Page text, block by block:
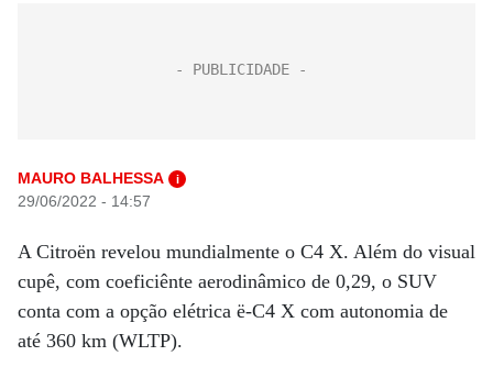
MAURO BALHESSA i
29/06/2022 - 14:57
A Citroën revelou mundialmente o C4 X. Além do visual
cupê, com coeficiênte aerodinâmico de 0,29, o SUV
conta com a opção elétrica ë-C4 X com autonomia de
até 360 km (WLTP).